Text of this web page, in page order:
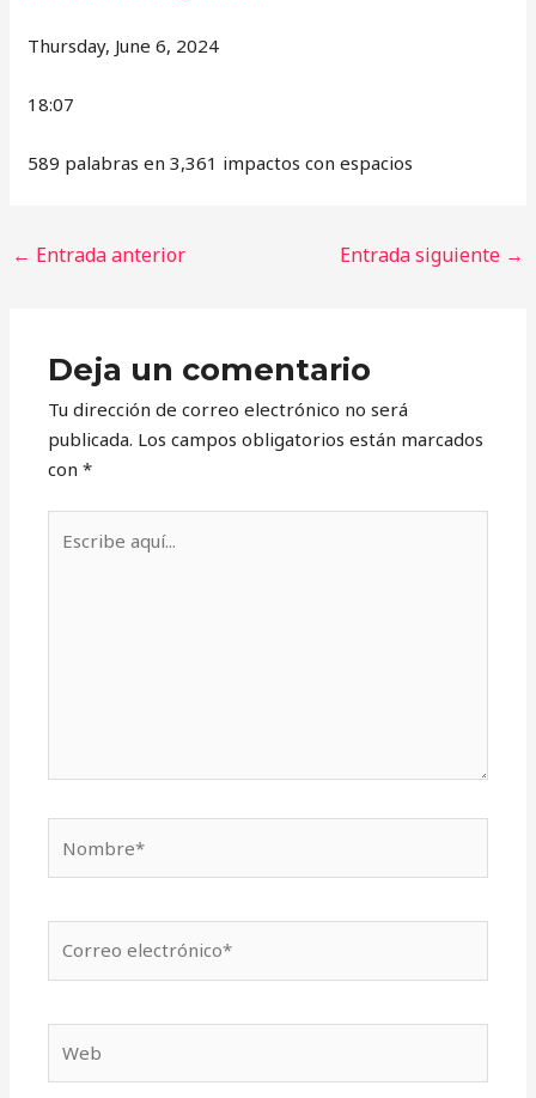
Thursday, June 6, 2024
18:07
589 palabras en 3,361 impactos con espacios
← Entrada anterior Entrada siguiente →
Deja un comentario
Tu dirección de correo electrónico no será
publicada. Los campos obligatorios están marcados
con*
aquí...
electrónico*